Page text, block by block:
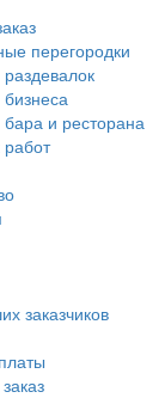
перегородки
и ресторана
заказчиков